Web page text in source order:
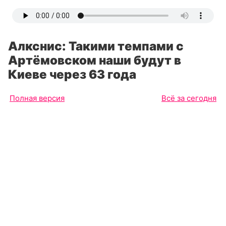
Алкснис: Такими темпами с
Артёмовском наши будут в
Киеве через 63 года
Полная версия Всё за сегодня